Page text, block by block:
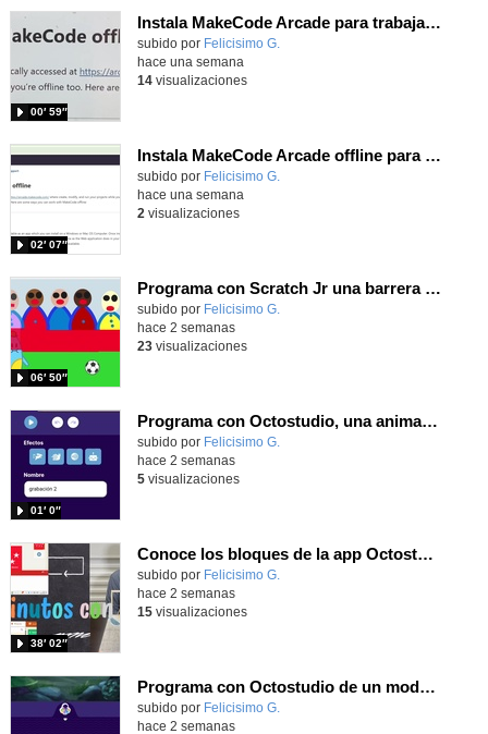
Instala MakeCode Arcade para trabajar offline en tu tablet, ordenador, Chromebook
Contenido educativo.
subido por Felicisimo G.
00′ 59″
hace una semana
14visualizaciones
Instala MakeCode Arcade offline para programar grandes juegos sin necesidad de Internet
Contenido educativo.
subido por Felicisimo G.
02′ 07″
hace una semana
2 visualizaciones
Programa con Scratch Jr una barrera que se desplaza para dar sensación de movimiento
Contenido educativo.
subido por Felicisimo G.
06′ 50″
hace 2 semanas
23visualizaciones
Programa con Octostudio, una animación utilizando la cámara para una foto y audio y texto para comunicar.
Contenido educativo.
subido por Felicisimo G.
01′ 0″
hace 2 semanas
5visualizaciones
Conoce los bloques de la app Octostudio, gratuito, offline y para tu tablet y móvil - Contenido educativo
Contenido educativo.
subido por Felicisimo G.
38′ 02″
hace 2 semanas
15visualizaciones
Programa con Octostudio de un modo sencillo, offline y gratuito
Contenido educativo.
subido por Felicisimo G.
hace 2 semanas